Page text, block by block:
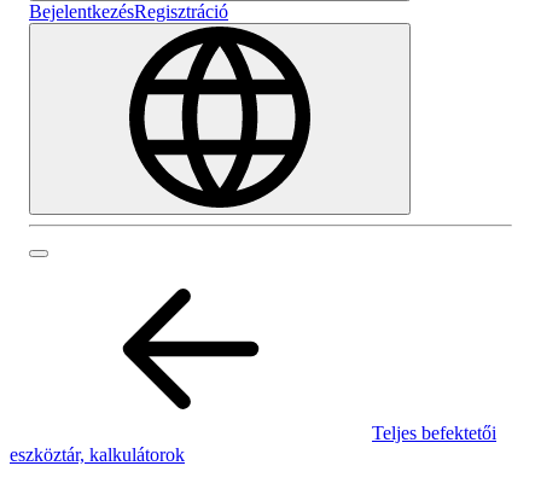
BejelentkezésRegisztráció
Teljes befektetői
eszköztár, kalkulátorok